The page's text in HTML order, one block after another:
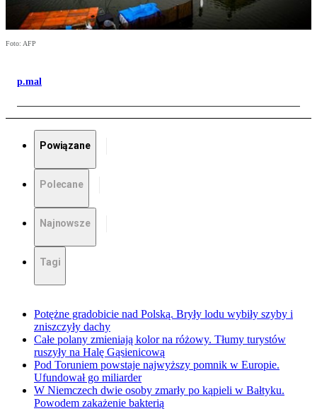
Foto: AFP
p.mal
Powiązane
Polecane
Najnowsze
Tagi
Potężne gradobicie nad Polską. Bryły lodu wybiły szyby i
zniszczyły dachy
Całe polany zmieniają kolor na różowy. Tłumy turystów
ruszyły na Halę Gąsienicową
Pod Toruniem powstaje najwyższy pomnik w Europie.
Ufundował go miliarder
W Niemczech dwie osoby zmarły po kąpieli w Bałtyku.
Powodem zakażenie bakterią